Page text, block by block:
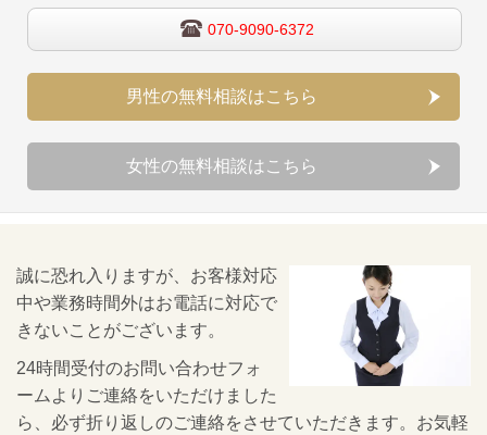
070-9090-6372
男性の無料相談はこちら
女性の無料相談はこちら
誠に恐れ入りますが、お客様対応
中や業務時間外はお電話に対応で
きないことがございます。
24時間受付のお問い合わせフォ
ームよりご連絡をいただけました
ら、必ず折り返しのご連絡をさせていただきます。お気軽